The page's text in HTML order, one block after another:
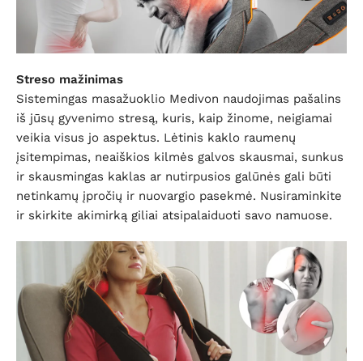
Streso mažinimas
Sistemingas masažuoklio Medivon naudojimas pašalins
iš jūsų gyvenimo stresą, kuris, kaip žinome, neigiamai
veikia visus jo aspektus. Lėtinis kaklo raumenų
įsitempimas, neaiškios kilmės galvos skausmai, sunkus
ir skausmingas kaklas ar nutirpusios galūnės gali būti
netinkamų įpročių ir nuovargio pasekmė. Nusiraminkite
ir skirkite akimirką giliai atsipalaiduoti savo namuose.